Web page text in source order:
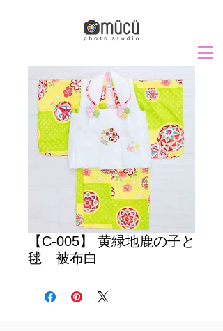
【C-005】 黄緑地鹿の子と
毬 被布白